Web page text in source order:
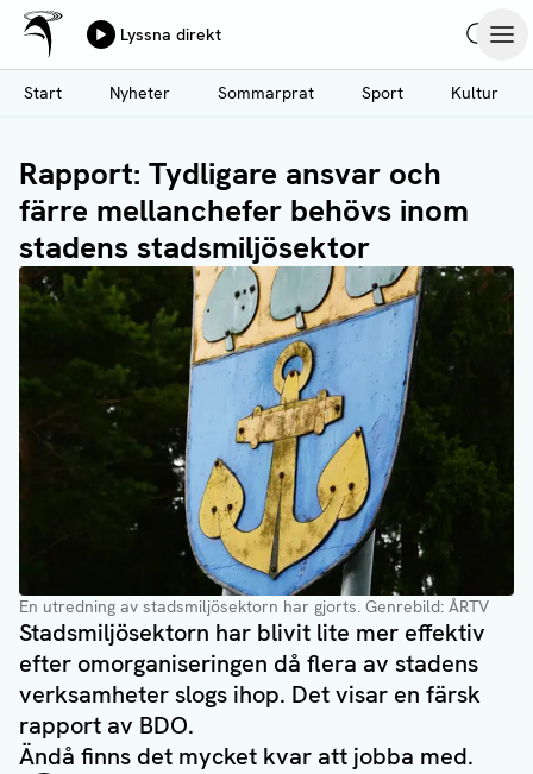
Hoppa
till
huvudinnehåll
Ålands Radio & TV
Lyssna direkt
Start
Nyheter Sommarprat Sport Kultur
Rapport: Tydligare ansvar och
färre mellanchefer behövs inom
stadens stadsmiljösektor
En utredning av stadsmiljösektorn har gjorts. Genrebild: ÅRTV
Stadsmiljösektorn har blivit lite mer effektiv
efter omorganiseringen då flera av stadens
verksamheter slogs ihop. Det visar en färsk
rapport av BDO.
Ändå finns det mycket kvar att jobba med.